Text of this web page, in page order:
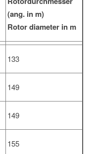
(ang. in m)
Rotor diameter in m
133
149
149
155